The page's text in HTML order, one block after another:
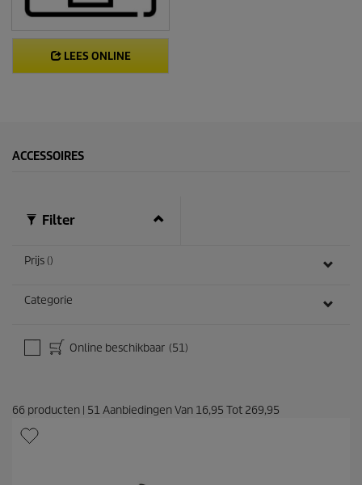
LEES ONLINE
ACCESSOIRES
Filter
Prijs ()
Categorie
Online beschikbaar (51)
66 producten | 51Aanbiedingen Van 16,95 Tot 269,95